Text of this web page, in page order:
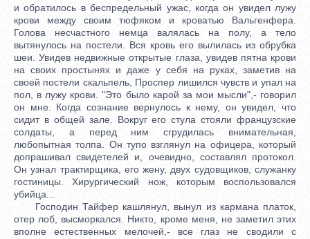
и обратилось в беспредельный ужас, когда он увидел лужу
крови между своим тюфяком и кроватью Вальгенфера.
Голова несчастного немца валялась на полу, а тело
вытянулось на постели. Вся кровь его вылилась из обрубка
шеи. Увидев недвижные открытые глаза, увидев пятна крови
на своих простынях и даже у себя на руках, заметив на
своей постели скальпель, Проспер лишился чувств и упал на
пол, в лужу крови. "Это было карой за мои мысли",- говорил
он мне. Когда сознание вернулось к нему, он увидел, что
сидит в общей зале. Вокруг его стула стояли французские
солдаты, а перед ним сгрудилась внимательная,
любопытная толпа. Он тупо взглянул на офицера, который
допрашивал свидетелей и, очевидно, составлял протокол.
Он узнал трактирщика, его жену, двух судовщиков, служанку
гостиницы. Хирургический нож, которым воспользовался
убийца...
Господин Тайфер кашлянул, вынул из кармана платок,
отер лоб, высморкался. Никто, кроме меня, не заметил этих
вполне естественных мелочей,- все глаз не сводили с